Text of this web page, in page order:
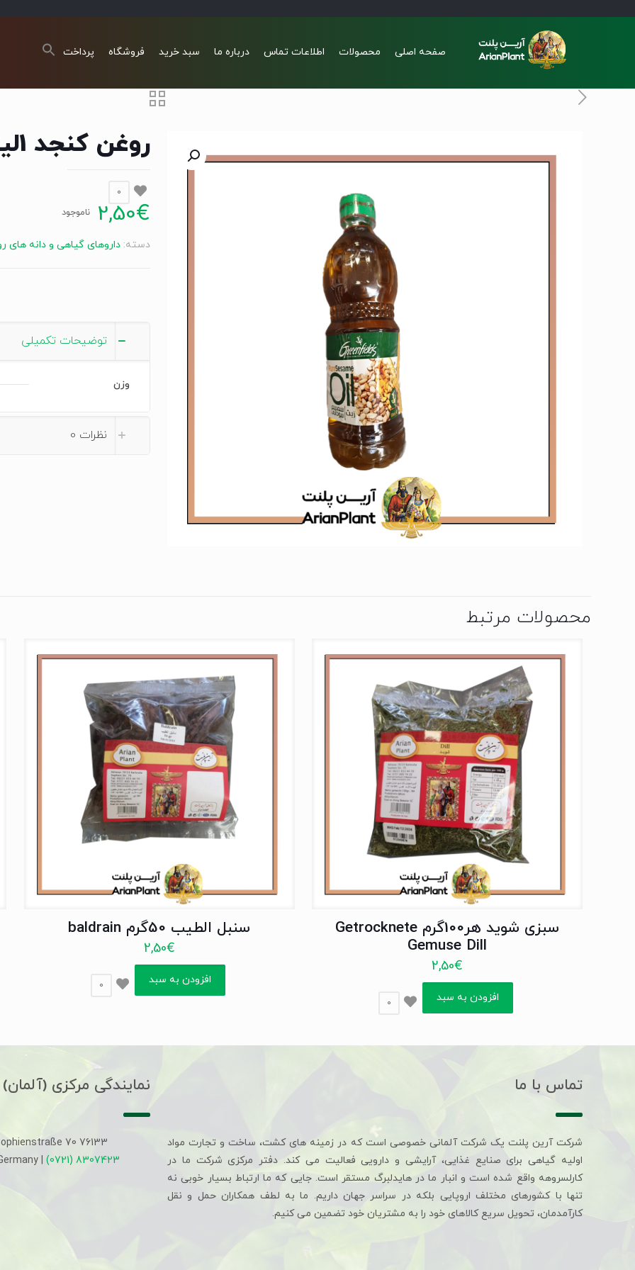
صفحه اصلی محصولات اطلاعات تماس درباره ما سبد خرید فروشگاه پرداخت
روغن کنجد 1لیتر Sesamöl
0
2,50€ ناموجود
دسته: داروهای گياهی و دانه های
توضیحات تکمیلی
وزن
نظرات 0
محصولات مرتبط
سبزی شوید هر100گرم Getrocknete
Gemuse Dill
2,50€
افزودن به سبد 0
سنبل الطیب 50گرم baldrain
2,50€
افزودن به سبد 0
تماس با ما
شرکت آرین پلنت یک شرکت آلمانی خصوصی است که در زمینه های کشت، ساخت و تجارت مواد
اولیه گیاهی برای صنایع غذایی، آرایشی و دارویی فعالیت می کند. دفتر مرکزی شرکت ما در
کارلسروهه واقع شده است و انبار ما در هایدلبرگ مستقر است. جایی که ما ارتباط بسیار خوبی نه
تنها با کشورهای مختلف اروپایی بلکه در سراسر جهان داریم. ما به لطف همکاران حمل و نقل
کارآمدمان، تحویل سریع کالاهای خود را به مشتریان خود تضمین می کنیم.
نمایندگی مرکزی (آلمان)
70 76133
| (0721) 8307423